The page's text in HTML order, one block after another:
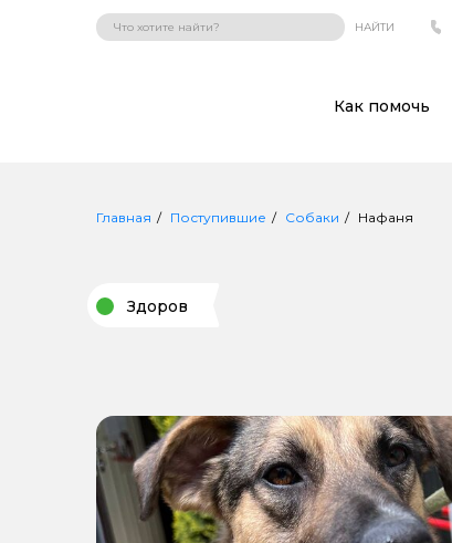
НАЙТИ
Как помочь
Главная Поступившие Собаки Нафаня
Здоров